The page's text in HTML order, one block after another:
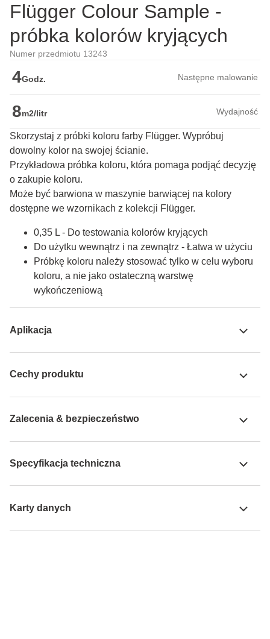
Flügger Colour Sample -
próbka kolorów kryjących
Numer przedmiotu 13243
4Godz. Następne malowanie
8m2/litr Wydajność
Skorzystaj z próbki koloru farby Flügger. Wypróbuj
dowolny kolor na swojej ścianie.
Przykładowa próbka koloru, która pomaga podjąć decyzję
o zakupie koloru.
Może być barwiona w maszynie barwiącej na kolory
dostępne we wzornikach z kolekcji Flügger.
0,35 L - Do testowania kolorów kryjących
Do użytku wewnątrz i na zewnątrz - Łatwa w użyciu
Próbkę koloru należy stosować tylko w celu wyboru
koloru, a nie jako ostateczną warstwę
wykończeniową
Aplikacja
Cechy produktu
Zalecenia & bezpieczeństwo
Specyfikacja techniczna
Karty danych